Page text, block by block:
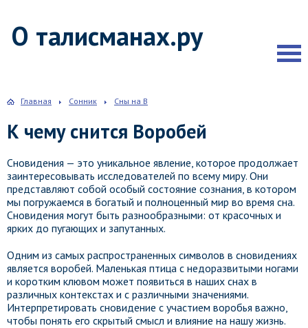
О талисманах.ру
Главная Сонник Сны на В
К чему снится Воробей
Сновидения — это уникальное явление, которое продолжает
заинтересовывать исследователей по всему миру. Они
представляют собой особый состояние сознания, в котором
мы погружаемся в богатый и полноценный мир во время сна.
Сновидения могут быть разнообразными: от красочных и
ярких до пугающих и запутанных.
Одним из самых распространенных символов в сновидениях
является воробей. Маленькая птица с недоразвитыми ногами
и коротким клювом может появиться в наших снах в
различных контекстах и с различными значениями.
Интерпретировать сновидение с участием воробья важно,
чтобы понять его скрытый смысл и влияние на нашу жизнь.